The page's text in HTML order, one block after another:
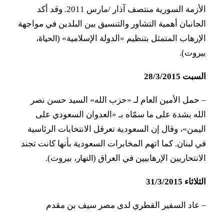
الأزمة السورية منتصف آذار /مارس 2011. وقد أكد
الجانبان أهمية التشاور والتنسيق بين البلدين في مواجهة
الإرهاب المتمثل بتنظيم «الدولة الإسلامية» ( الحياة،
بيروت).
السبت 28/3/2015
– حمل الأمين العام لـ «حزب الله» السيد حسن نصر
الله بشدة على ما سمّاه بـ «العدوان السعودي على
اليمن»، وقال إن السعودية تعرقل الانتخابات الرئاسية
في لبنان. كما اتهم المخابرات السعودية بأنها كانت تجند
الانتحاريين الإرهابيين في العراق ( النهار ، بيروت).
الثلاثاء 31/3/2015
– عاد السفير القطري لدى مصر سيف بن مقدم